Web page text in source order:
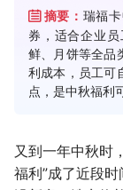
摘要： 瑞福
券，适合企业
鲜、月饼等全品
利成本，员工可
点，是中秋福利
又到一年中秋时
福利”成了近段